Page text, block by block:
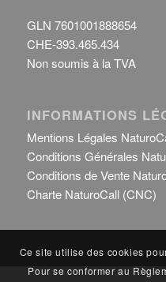
GLN 7601001888654
CHE-393.465.434
Non soumis à la TVA
INFORMATIONS
Mentions Légales
Conditions Générales
Conditions de Vente
Charte NaturoCall (CNC)
Ce site utilise des cookies
Pour se conformer au